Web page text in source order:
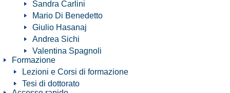
Sandra Carlini
Mario Di Benedetto
Giulio Hasanaj
Andrea Sichi
Valentina Spagnoli
Formazione
Lezioni e Corsi di formazione
Tesi di dottorato